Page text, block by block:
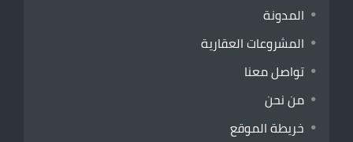
المدونة
المشروعات العقارية
تواصل معنا
من نحن
خريطة الموقع